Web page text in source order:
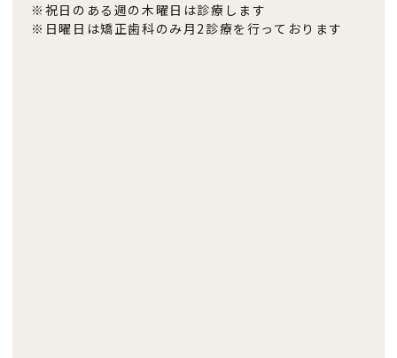
※祝日のある週の木曜日は診療します
※日曜日は矯正歯科のみ月2診療を行っております